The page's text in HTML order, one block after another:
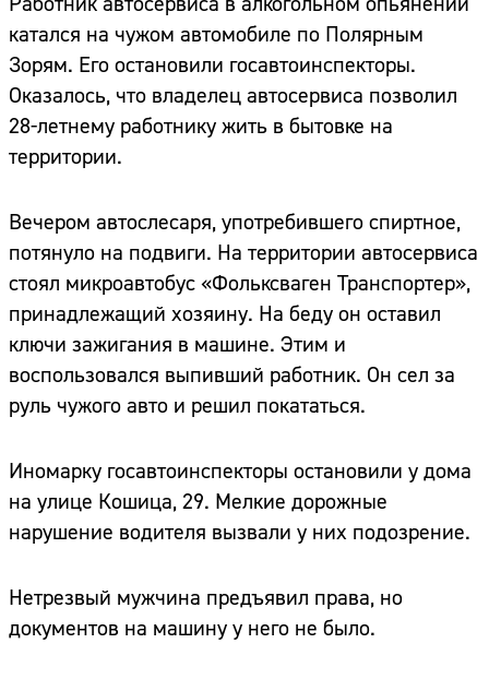
катался на чужом автомобиле по Полярным
Зорям. Его остановили госавтоинспекторы.
Оказалось, что владелец автосервиса позволил
28-летнему работнику жить в бытовке на
территории.
Вечером автослесаря, употребившего спиртное,
потянуло на подвиги. На территории автосервиса
стоял микроавтобус «Фольксваген Транспортер»,
принадлежащий хозяину. На беду он оставил
ключи зажигания в машине. Этим и
воспользовался выпивший работник. Он сел за
руль чужого авто и решил покататься.
Иномарку госавтоинспекторы остановили у дома
на улице Кошица, 29. Мелкие дорожные
нарушение водителя вызвали у них подозрение.
Нетрезвый мужчина предъявил права, но
документов на машину у него не было.